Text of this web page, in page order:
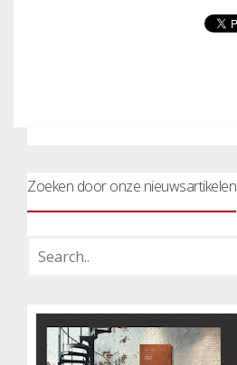
Zoeken door onze nieuwsartikelen